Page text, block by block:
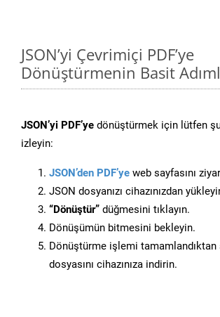
JSON’yi Çevrimiçi PDF’ye
Dönüştürmenin Basit
JSON’yi PDF’ye dönüştürmek için lütfen şu
izleyin:
JSON’den PDF’ye web sayfasını
JSON dosyanızı cihazınızdan
“Dönüştür” düğmesini tıklayın.
Dönüşümün bitmesini bekleyin.
Dönüştürme işlemi tamamlandıktan
dosyasını cihazınıza indirin.